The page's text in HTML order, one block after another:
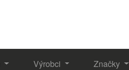
Výrobci Značky